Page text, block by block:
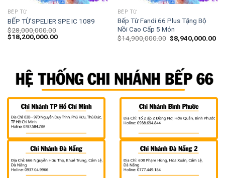
BẾP TỪ
BẾP TỪ SPELIER SPE IC 1089
$28,000,000.00
$18,200,000.00
BẾP TỪ
Bếp Từ Fandi 66 Plus Tặng Bộ
Nồi Cao Cấp 5 Món
$14,900,000.00 $8,940,000.00